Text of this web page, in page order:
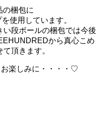
の梱包に
使用しています。
段ボールの梱包では今後
から真心こめ
頂きます。
楽しみに・・・・♡